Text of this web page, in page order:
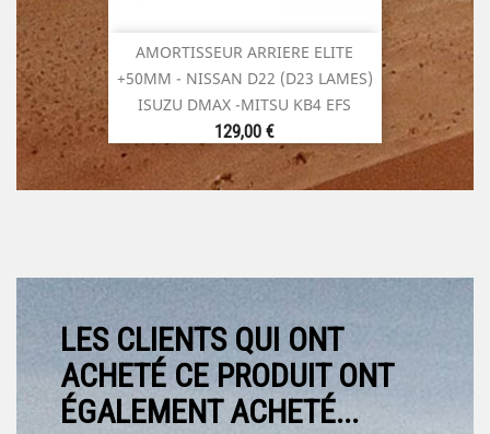
AMORTISSEUR ARRIERE ELITE
+50MM - NISSAN D22 (D23 LAMES)
ISUZU DMAX -MITSU KB4 EFS
Prix
129,00 €
LES CLIENTS QUI ONT
ACHETÉ CE PRODUIT ONT
ÉGALEMENT ACHETÉ...